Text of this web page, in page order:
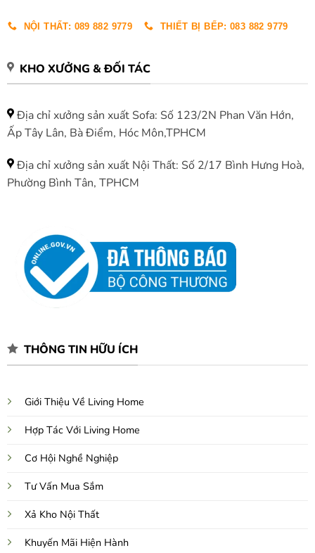
NỘI THẤT: 089 882 9779 THIẾT BỊ BẾP: 083 882 9779
KHO XƯỞNG & ĐỐI TÁC
Địa chỉ xưởng sản xuất Sofa: Số 123/2N Phan Văn Hớn,
Ấp Tây Lân, Bà Điểm, Hóc Môn,TPHCM
Địa chỉ xưởng sản xuất Nội Thất: Số 2/17 Bình Hưng Hoà,
Phường Bình Tân, TPHCM
THÔNG TIN HỮU ÍCH
Giới Thiệu Về Living Home
Hợp Tác Với Living Home
Cơ Hội Nghề Nghiệp
Tư Vấn Mua Sắm
Xả Kho Nội Thất
Khuyến Mãi Hiện Hành